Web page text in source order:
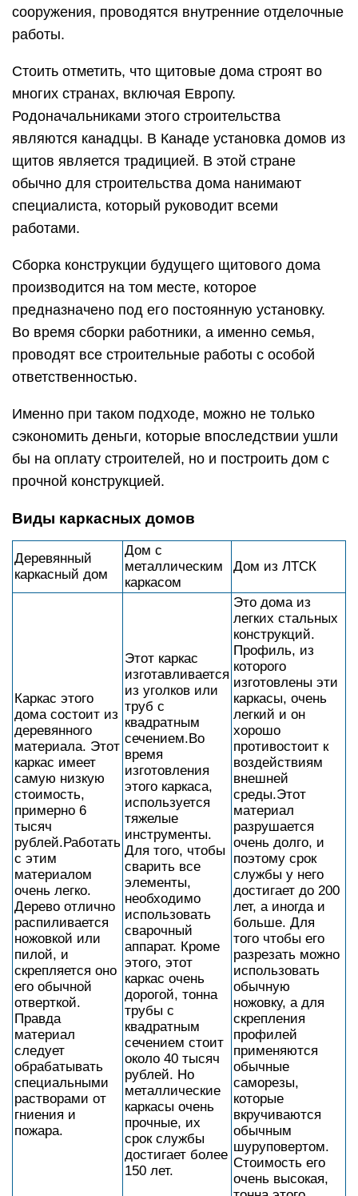
сооружения, проводятся внутренние отделочные
работы.
Стоить отметить, что щитовые дома строят во
многих странах, включая Европу.
Родоначальниками этого строительства
являются канадцы. В Канаде установка домов из
щитов является традицией. В этой стране
обычно для строительства дома нанимают
специалиста, который руководит всеми
работами.
Сборка конструкции будущего щитового дома
производится на том месте, которое
предназначено под его постоянную установку.
Во время сборки работники, а именно семья,
проводят все строительные работы с особой
ответственностью.
Именно при таком подходе, можно не только
сэкономить деньги, которые впоследствии ушли
бы на оплату строителей, но и построить дом с
прочной конструкцией.
Виды каркасных домов
Деревянный
каркасный дом
Дом с
металлическим
каркасом
Дом из ЛТСК
Каркас этого
дома состоит из
деревянного
материала. Этот
каркас имеет
самую низкую
стоимость,
примерно 6
тысяч
рублей.Работать
с этим
материалом
очень легко.
Дерево отлично
распиливается
ножовкой или
пилой, и
скрепляется оно
его обычной
отверткой.
Правда
материал
следует
обрабатывать
специальными
растворами от
гниения и
пожара.
Этот каркас
изготавливается
из уголков или
труб с
квадратным
сечением.Во
время
изготовления
этого каркаса,
используется
тяжелые
инструменты.
Для того, чтобы
сварить все
элементы,
необходимо
использовать
сварочный
аппарат. Кроме
этого, этот
каркас очень
дорогой, тонна
трубы с
квадратным
сечением стоит
около 40 тысяч
рублей. Но
металлические
каркасы очень
прочные, их
срок службы
достигает более
150 лет.
Это дома из
легких стальных
конструкций.
Профиль, из
которого
изготовлены эти
каркасы, очень
легкий и он
хорошо
противостоит к
воздействиям
внешней
среды.Этот
материал
разрушается
очень долго, и
поэтому срок
службы у него
достигает до 200
лет, а иногда и
больше. Для
того чтобы его
разрезать можно
использовать
обычную
ножовку, а для
скрепления
профилей
применяются
обычные
саморезы,
которые
вкручиваются
обычным
шуруповертом.
Стоимость его
очень высокая,